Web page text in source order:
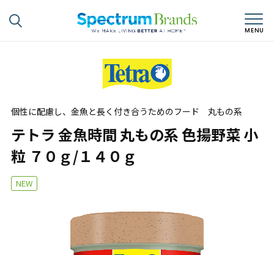
個性に配慮し、金魚と長く付き合うためのフード 丸もの系
テトラ 金魚時間 丸もの系 色揚野菜 小
粒 ７０ｇ/１４０ｇ
NEW